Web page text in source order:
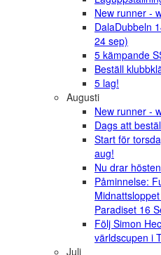
New runner -
DalaDubbeln
24 sep)
5 kämpande
Beställ
5 lag!
Augusti
New runner -
Dags att
Start för
aug!
Nu drar
Påminnelse:
Paradiset 16
Följ Simon
världscupen i
Juli